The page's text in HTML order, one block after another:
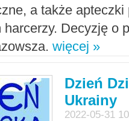
a także apteczki
Decyzję o
więcej »
Dzień
Ukrainy
2022-05-31